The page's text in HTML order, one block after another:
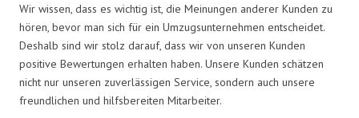
Wir wissen, dass es wichtig ist, die Meinungen anderer Kunden zu
hören, bevor man sich für ein Umzugsunternehmen entscheidet.
Deshalb sind wir stolz darauf, dass wir von unseren Kunden
positive Bewertungen erhalten haben. Unsere Kunden schätzen
nicht nur unseren zuverlässigen Service, sondern auch unsere
freundlichen und hilfsbereiten Mitarbeiter.